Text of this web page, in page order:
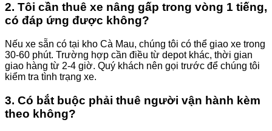
2. Tôi cần thuê xe nâng gấp trong vòng 1 tiếng,
có đáp ứng được không?
Nếu xe sẵn có tại kho Cà Mau, chúng tôi có thể giao xe trong
30-60 phút. Trường hợp cần điều từ depot khác, thời gian
giao hàng từ 2-4 giờ. Quý khách nên gọi trước để chúng tôi
kiểm tra tình trạng xe.
3. Có bắt buộc phải thuê người vận hành kèm
theo không?